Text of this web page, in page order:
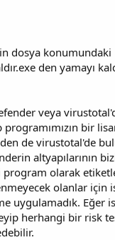
dosya konumundaki
den yamayı
veya
programımızın bir
de virustotal'de
altyapılarının
program olarak
olanlar için
uygulamadık. Eğer
herhangi bir risk